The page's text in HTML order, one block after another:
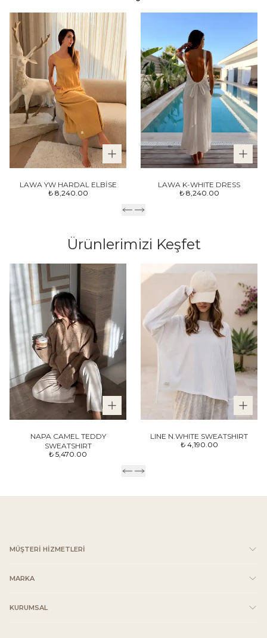
LAWA YW HARDAL ELBİSE
₺ 8,240.00
LAWA K-WHITE DRESS
₺ 8,240.00
Ürünlerimizi Keşfet
NAPA CAMEL TEDDY
SWEATSHIRT
₺ 5,470.00
LINE N.WHITE SWEATSHIRT
₺ 4,190.00
MÜŞTERİ HİZMETLERİ
MARKA
KURUMSAL